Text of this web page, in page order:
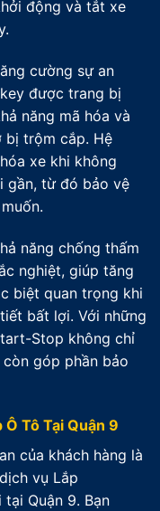
động và tắt xe
cường sự an
được trang bị
năng mã hóa và
bị trộm cắp. Hệ
xe khi không
gần, từ đó bảo vệ
năng chống thấm
nghiệt, giúp tăng
biệt quan trọng khi
bất lợi. Với những
Stop không chỉ
góp phần bảo
Tô Tại Quận 9
của khách hàng là
vụ Lắp
Quận 9. Bạn